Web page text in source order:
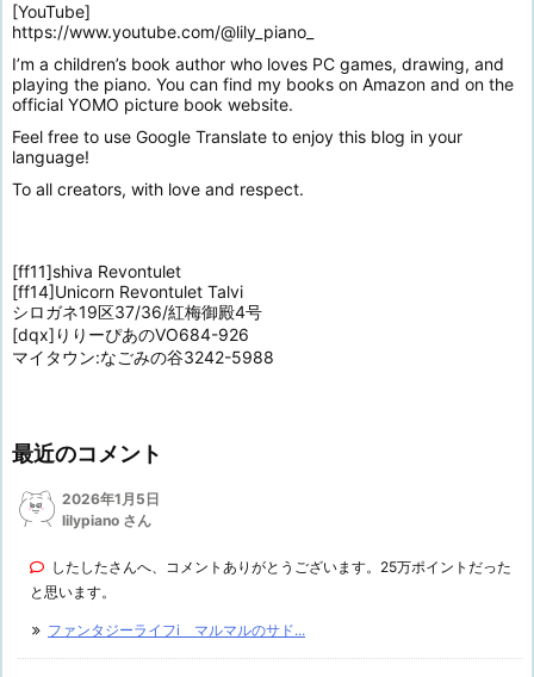
[YouTube]
https://www.youtube.com/@lily_piano_
I’m a children’s book author who loves PC games, drawing, and
playing the piano. You can find my books on Amazon and on the
official YOMO picture book website.
Feel free to use Google Translate to enjoy this blog in your
language!
To all creators, with love and respect.
[ff11]shiva Revontulet
[ff14]Unicorn Revontulet Talvi
シロガネ19区37/36/紅梅御殿4号
[dqx]りりーぴあのVO684-926
マイタウン:なごみの谷3242-5988
最近のコメント
2026年1月5日
lilypiano さん
したしたさんへ、コメントありがとうございます。25万ポイントだった
と思います。
ファンタジーライフi マルマルのサド...